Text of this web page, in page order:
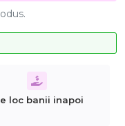
loc banii inapoi